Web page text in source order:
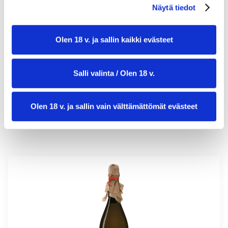
Näytä tiedot
Olen 18 v. ja sallin kaikki evästeet
Salli valinta / Olen 18 v.
Olen 18 v. ja sallin vain välttämättömät evästeet
annosmäärä:4